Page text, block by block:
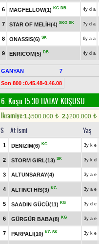
6 MAGFELLOW(1) KG DB 4y d a
7 STAR OF MELİH(4) SKG SK 7y d a
8 ONASSIS(6) SK 6y a a
9 ENRICOM(5) DB 4y d a
GANYAN 7
Son 800 :0.45.48-0.46.08
6. Koşu 15.30 HATAY KOŞUSU
Ikramiye:1.)500.000 t 2.)200.000 t
S At İsmi Yaş
1 DENİZİM(6) KG 3y k e
2 STORM GIRL(13) SK 3y k d
3 ALTUNSARAY(4) 3y a e
4 ALTINCI HİS(3) KG 3y a e
5 SAADIN GÜCÜ(11) KG 3y d e
6 GÜRGÜR BABA(8) KG 3y a e
7 PARPALİ(10) KG SK 3y k e